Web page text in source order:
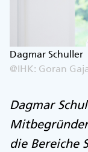
Dagmar Schuller
@IHK: Goran
Dagmar
die Bereiche